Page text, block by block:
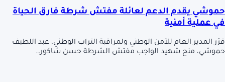
حموشي يقدم الدعم لعائلة مفتش شرطة فارق الحياة
في عملية أمنية
قرّر المدير العام للأمن الوطني ولمراقبة التراب الوطني، عبد اللطيف
حموشي، منح شهيد الواجب مفتش الشرطة حسن شاكور…